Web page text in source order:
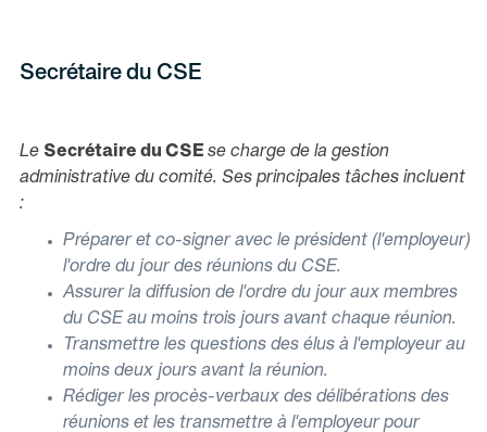
Secrétaire du CSE
Le Secrétaire du CSE se charge de la gestion
administrative du comité. Ses principales tâches incluent
:
Préparer et co-signer avec le président (l'employeur)
l'ordre du jour des réunions du CSE.
Assurer la diffusion de l'ordre du jour aux membres
du CSE au moins trois jours avant chaque réunion.
Transmettre les questions des élus à l'employeur au
moins deux jours avant la réunion.
Rédiger les procès-verbaux des délibérations des
réunions et les transmettre à l'employeur pour